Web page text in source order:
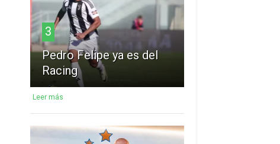
3
Pedro Felipe ya es del
Racing
Leer más